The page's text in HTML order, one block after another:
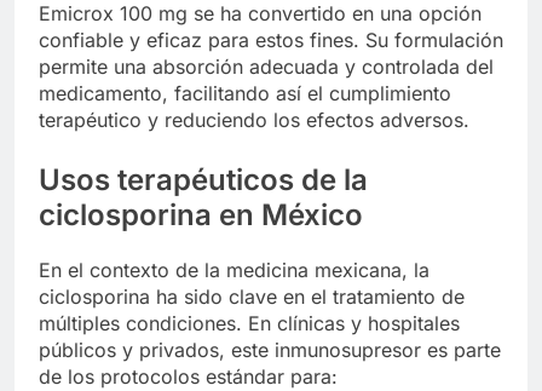
Emicrox 100 mg se ha convertido en una opción
confiable y eficaz para estos fines. Su formulación
permite una absorción adecuada y controlada del
medicamento, facilitando así el cumplimiento
terapéutico y reduciendo los efectos adversos.
Usos terapéuticos de la
ciclosporina en México
En el contexto de la medicina mexicana, la
ciclosporina ha sido clave en el tratamiento de
múltiples condiciones. En clínicas y hospitales
públicos y privados, este inmunosupresor es parte
de los protocolos estándar para: